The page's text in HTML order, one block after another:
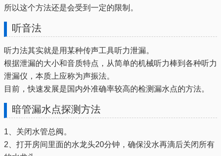
所以这个方法还是会受到一定的限制。
听音法
听力法其实就是用某种传声工具听力泄漏。
根据泄漏的大小和音质特点，从简单的机械听力棒到各种听力
泄漏仪，本质上应称为声振法。
目前，快速发展是国内外准确率较高的检测漏水点的方法。
暗管漏水点探测方法
1、关闭水管总阀。
2、打开房间里面的水龙头20分钟，确保没水再滴后关闭所有